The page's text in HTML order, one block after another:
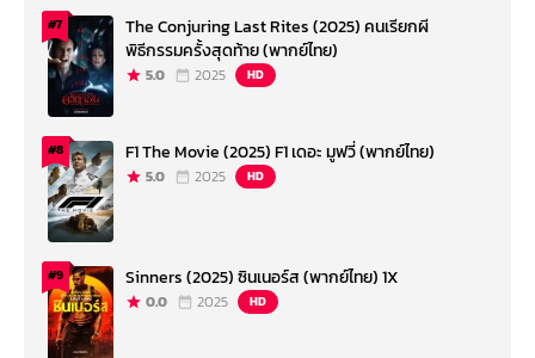
#7
The Conjuring Last Rites (2025) คนเรียกผี
พิธีกรรมครั้งสุดท้าย (พากย์ไทย)
5.0 2025 HD
#8 F1 The Movie (2025) F1 เดอะ มูฟวี่ (พากย์ไทย)
5.0 2025 HD
#9 Sinners (2025) ซินเนอร์ส (พากย์ไทย) 1X
0.0 2025 HD